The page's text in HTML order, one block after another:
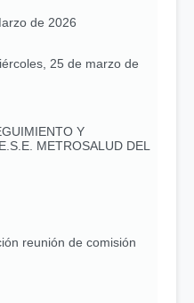
de 2026
25 de marzo de
Y
METROSALUD DEL
reunión de comisión